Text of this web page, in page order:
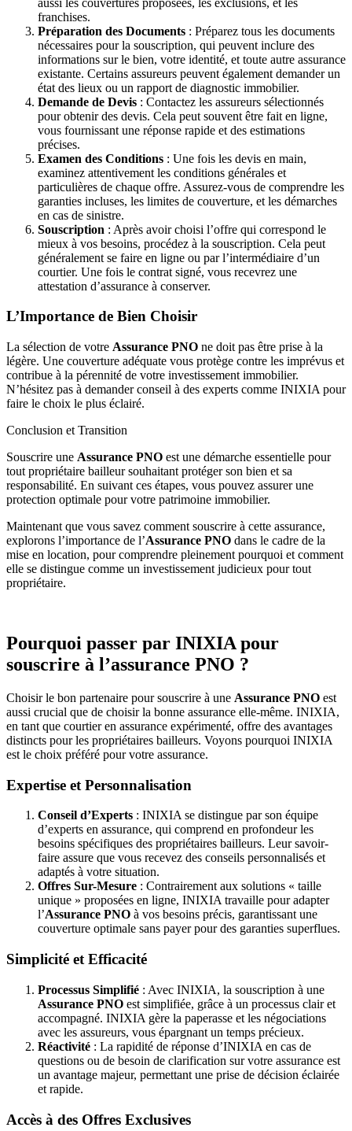
franchises.
Préparation des Documents : Préparez tous les documents
nécessaires pour la souscription, qui peuvent inclure des
informations sur le bien, votre identité, et toute autre assurance
existante. Certains assureurs peuvent également demander un
état des lieux ou un rapport de diagnostic immobilier.
Demande de Devis : Contactez les assureurs sélectionnés
pour obtenir des devis. Cela peut souvent être fait en ligne,
vous fournissant une réponse rapide et des estimations
précises.
Examen des Conditions : Une fois les devis en main,
examinez attentivement les conditions générales et
particulières de chaque offre. Assurez-vous de comprendre les
garanties incluses, les limites de couverture, et les démarches
en cas de sinistre.
Souscription : Après avoir choisi l’offre qui correspond le
mieux à vos besoins, procédez à la souscription. Cela peut
généralement se faire en ligne ou par l’intermédiaire d’un
courtier. Une fois le contrat signé, vous recevrez une
attestation d’assurance à conserver.
L’Importance de Bien Choisir
La sélection de votre Assurance PNO ne doit pas être prise à la
légère. Une couverture adéquate vous protège contre les imprévus et
contribue à la pérennité de votre investissement immobilier.
N’hésitez pas à demander conseil à des experts comme INIXIA pour
faire le choix le plus éclairé.
Conclusion et Transition
Souscrire une Assurance PNO est une démarche essentielle pour
tout propriétaire bailleur souhaitant protéger son bien et sa
responsabilité. En suivant ces étapes, vous pouvez assurer une
protection optimale pour votre patrimoine immobilier.
Maintenant que vous savez comment souscrire à cette assurance,
explorons l’importance de l’Assurance PNO dans le cadre de la
mise en location, pour comprendre pleinement pourquoi et comment
elle se distingue comme un investissement judicieux pour tout
propriétaire.
Pourquoi passer par INIXIA pour
souscrire à l’assurance PNO ?
Choisir le bon partenaire pour souscrire à une Assurance PNO est
aussi crucial que de choisir la bonne assurance elle-même. INIXIA,
en tant que courtier en assurance expérimenté, offre des avantages
distincts pour les propriétaires bailleurs. Voyons pourquoi INIXIA
est le choix préféré pour votre assurance.
Expertise et Personnalisation
Conseil d’Experts : INIXIA se distingue par son équipe
d’experts en assurance, qui comprend en profondeur les
besoins spécifiques des propriétaires bailleurs. Leur savoir-
faire assure que vous recevez des conseils personnalisés et
adaptés à votre situation.
Offres Sur-Mesure : Contrairement aux solutions « taille
unique » proposées en ligne, INIXIA travaille pour adapter
l’Assurance PNO à vos besoins précis, garantissant une
couverture optimale sans payer pour des garanties superflues.
Simplicité et Efficacité
Processus Simplifié : Avec INIXIA, la souscription à une
Assurance PNO est simplifiée, grâce à un processus clair et
accompagné. INIXIA gère la paperasse et les négociations
avec les assureurs, vous épargnant un temps précieux.
Réactivité : La rapidité de réponse d’INIXIA en cas de
questions ou de besoin de clarification sur votre assurance est
un avantage majeur, permettant une prise de décision éclairée
et rapide.
Accès à des Offres Exclusives